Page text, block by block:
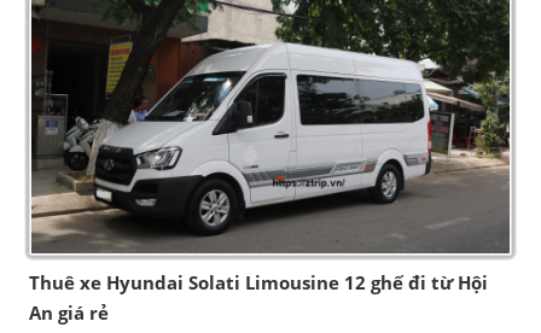
Thuê xe Hyundai Solati Limousine 12 ghế đi từ Hội
An giá rẻ